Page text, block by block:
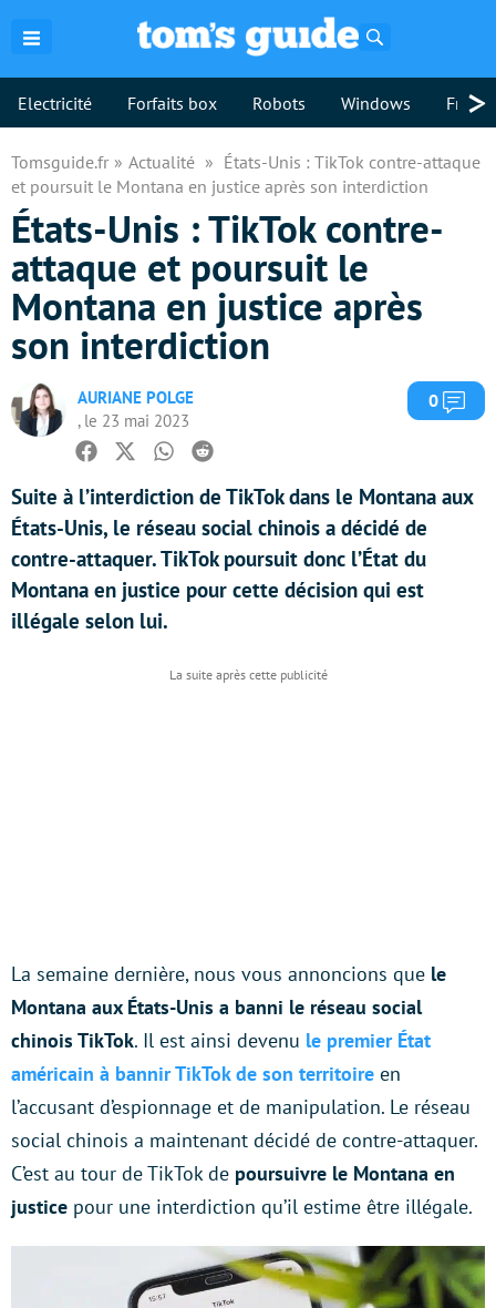
Electricité Forfaits box Robots Windows >
Tomsguide.fr Actualité
États-Unis : TikTok contre-attaque
et poursuit le Montana en justice après son interdiction
États-Unis : TikTok contre-
attaque et poursuit le
Montana en justice après
son interdiction
AURIANE POLGE
, le 23 mai 2023
0
Facebook
TwitterWhatsapp
Reddit
Suite à l’interdiction de TikTok dans le Montana aux
États-Unis, le réseau social chinois a décidé de
contre-attaquer. TikTok poursuit donc l’État du
Montana en justice pour cette décision qui est
illégale selon lui.
La semaine dernière, nous vous annoncions que le
Montana aux États-Unis a banni le réseau social
chinois TikTok. Il est ainsi devenu le premier État
américain à bannir TikTok de son territoire en
l’accusant d’espionnage et de manipulation. Le réseau
social chinois a maintenant décidé de contre-attaquer.
C’est au tour de TikTok de poursuivre le Montana en
justice pour une interdiction qu’il estime être illégale.